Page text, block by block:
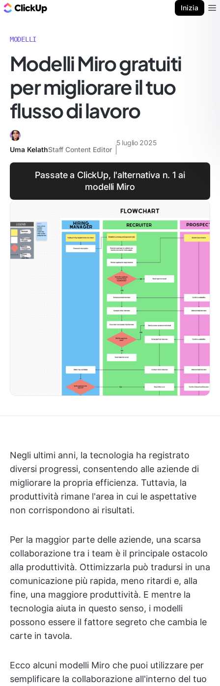
Inizia
MODELLI
Modelli Miro gratuiti
per migliorare il tuo
flusso di lavoro
Uma KelathStaff Content Editor
5 luglio 2025
Passate a ClickUp, l'alternativa n. 1 ai
modelli Miro
Negli ultimi anni, la tecnologia ha registrato
diversi progressi, consentendo alle aziende di
migliorare la propria efficienza. Tuttavia, la
produttività rimane l'area in cui le aspettative
non corrispondono ai risultati.
Per la maggior parte delle aziende, una scarsa
collaborazione tra i team è il principale ostacolo
alla produttività. Ottimizzarla può tradursi in una
comunicazione più rapida, meno ritardi e, alla
fine, una maggiore produttività. E mentre la
tecnologia aiuta in questo senso, i modelli
possono essere il fattore segreto che cambia le
carte in tavola.
Ecco alcuni modelli Miro che puoi utilizzare per
semplificare la collaborazione all'interno del tuo